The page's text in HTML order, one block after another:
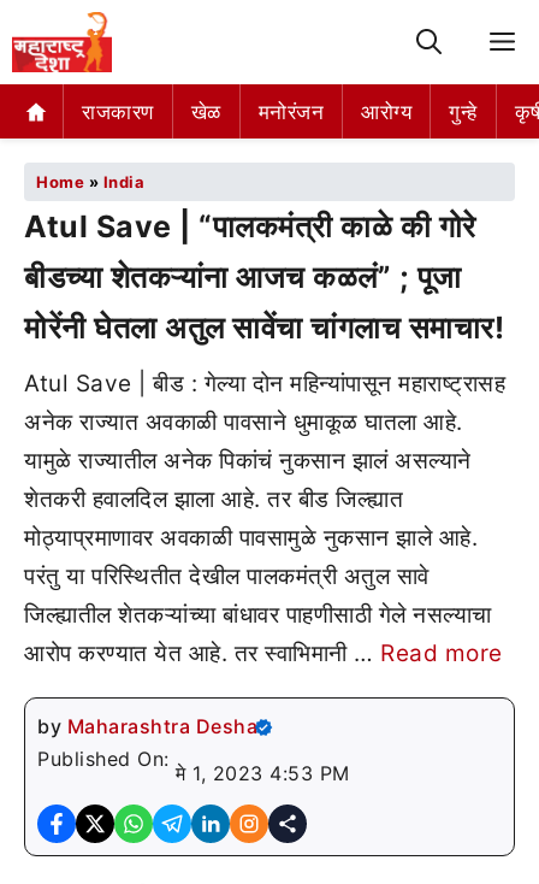
राजकारण खेळ मनोरंजन आरोग्य गुन्हे
Home » India
Atul Save | “पालकमंत्री काळे की गोरे
बीडच्या शेतकऱ्यांना आजच कळलं” ; पूजा
मोरेंनी घेतला अतुल सावेंचा चांगलाच समाचार!
Atul Save | बीड : गेल्या दोन महिन्यांपासून महाराष्ट्रासह
अनेक राज्यात अवकाळी पावसाने धुमाकूळ घातला आहे.
यामुळे राज्यातील अनेक पिकांचं नुकसान झालं असल्याने
शेतकरी हवालदिल झाला आहे. तर बीड जिल्ह्यात
मोठ्याप्रमाणावर अवकाळी पावसामुळे नुकसान झाले आहे.
परंतु या परिस्थितीत देखील पालकमंत्री अतुल सावे
जिल्ह्यातील शेतकऱ्यांच्या बांधावर पाहणीसाठी गेले नसल्याचा
आरोप करण्यात येत आहे. तर स्वाभिमानी … Read more
by Maharashtra Desha
Published On:
मे 1, 2023 4:53 PM